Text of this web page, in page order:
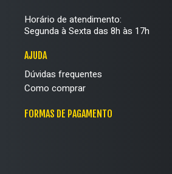
Horário de atendimento:
Segunda à Sexta das 8h às 17h
AJUDA
Dúvidas frequentes
Como comprar
FORMAS DE PAGAMENTO